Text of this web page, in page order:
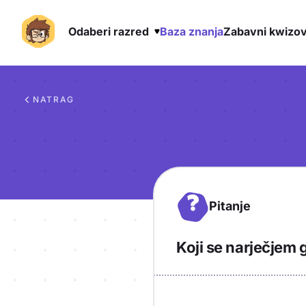
Odaberi razred Baza znanjaZabavni
NATRAG
? Pitanje
Koji se narječjem